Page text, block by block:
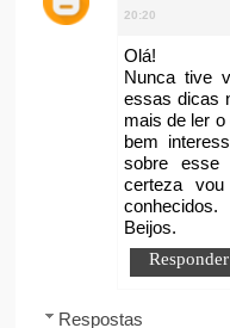
20:20
Olá!
Nunca tive
essas dicas
mais de ler
bem
sobre esse
certeza
conhecidos.
Beijos.
Responder
Respostas